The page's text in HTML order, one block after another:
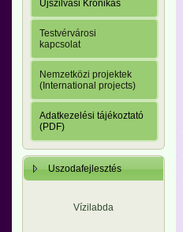
Újszilvási Krónikás
Testvérvárosi
kapcsolat
Nemzetközi projektek
(International projects)
Adatkezelési tájékoztató
(PDF)
Uszodafejlesztés
Vízilabda